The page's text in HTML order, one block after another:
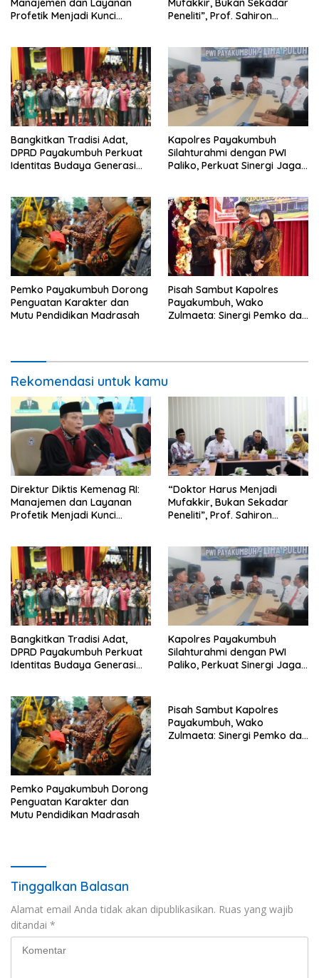
Manajemen dan Layanan
Profetik Menjadi Kunci
Kampus Bereputasi Global
Mufakkir, Bukan Sekadar
Peneliti”, Prof. Sahiron
Bangkitkan Tradisi Adat,
DPRD Payakumbuh Perkuat
Identitas Budaya Generasi
Kapolres Payakumbuh
Silahturahmi dengan PWI
Paliko, Perkuat Sinergi Jaga
Pemko Payakumbuh Dorong
Penguatan Karakter dan
Mutu Pendidikan Madrasah
Pisah Sambut Kapolres
Payakumbuh, Wako
Zulmaeta: Sinergi Pemko dan
Rekomendasi untuk kamu
Direktur Diktis Kemenag RI:
Manajemen dan Layanan
Profetik Menjadi Kunci
Kampus Bereputasi Global
“Doktor Harus Menjadi
Mufakkir, Bukan Sekadar
Peneliti”, Prof. Sahiron
Bangkitkan Tradisi Adat,
DPRD Payakumbuh Perkuat
Identitas Budaya Generasi
Kapolres Payakumbuh
Silahturahmi dengan PWI
Paliko, Perkuat Sinergi Jaga
Pemko Payakumbuh Dorong
Penguatan Karakter dan
Mutu Pendidikan Madrasah
Pisah Sambut Kapolres
Payakumbuh, Wako
Zulmaeta: Sinergi Pemko dan
Tinggalkan Balasan
Alamat email Anda tidak akan dipublikasikan. Ruas yang wajib
ditandai *